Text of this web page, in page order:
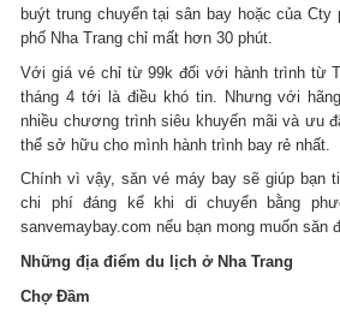
buýt trung chuyển tại sân bay hoặc của Cty
phố Nha Trang chỉ mất hơn 30 phút.
Với giá vé chỉ từ 99k đối với hành trình từ
tháng 4 tới là điều khó tin. Nhưng với
nhiều chương trình siêu khuyến mãi và ưu
thểsở hữu cho mình hành trình bay rẻ nhất.
Chính vì vậy, săn vé máy bay sẽ giúp bạn
chi phí đáng kể khi di chuyển bằng
sanvemaybay.com nếu bạn mong muốn săn
Những địa điểm du lịch ở Nha Trang
Chợ Đầm